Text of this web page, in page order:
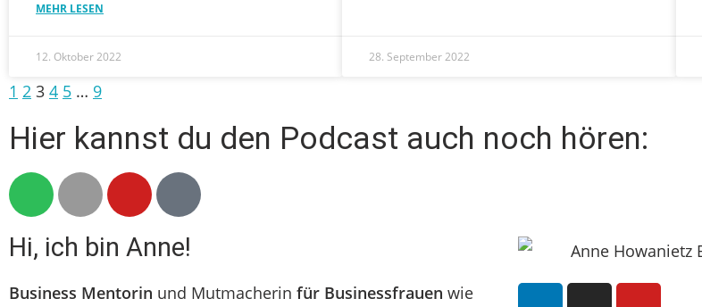
MEHR LESEN
12. Oktober 2022 28. September 2022
1 2 3 4 5 … 9
Hier kannst du den Podcast auch noch hören:
Hi, ich bin Anne!
Business Mentorin und Mutmacherin für Businessfrauen wie